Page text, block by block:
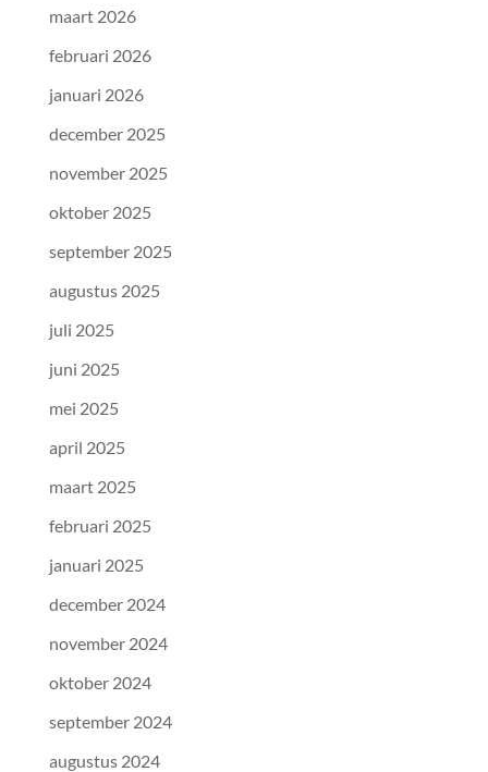
maart 2026
februari 2026
januari 2026
december 2025
november 2025
oktober 2025
september 2025
augustus 2025
juli 2025
juni 2025
mei 2025
april 2025
maart 2025
februari 2025
januari 2025
december 2024
november 2024
oktober 2024
september 2024
augustus 2024